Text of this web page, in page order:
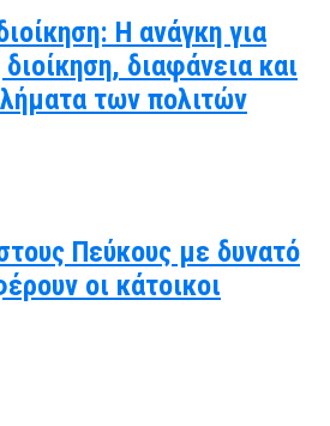
Η ανάγκη για
διαφάνεια και
των πολιτών
Πεύκους με δυνατό
οι κάτοικοι